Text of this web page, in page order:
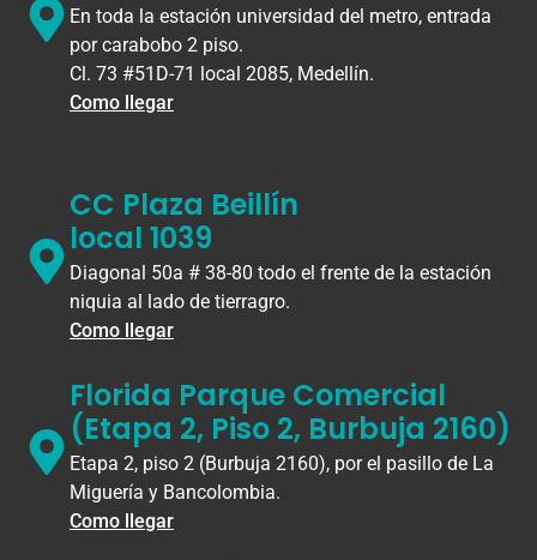
En toda la estación universidad del metro, entrada
por carabobo 2 piso.
Cl. 73 #51D-71 local 2085, Medellín.
Como llegar
CC Plaza Beillín
local 1039
Diagonal 50a # 38-80 todo el frente de la estación
niquia al lado de tierragro.
Como llegar
Florida Parque Comercial
(Etapa 2, Piso 2, Burbuja 2160)
Etapa 2, piso 2 (Burbuja 2160), por el pasillo de La
Miguería y Bancolombia.
Como llegar